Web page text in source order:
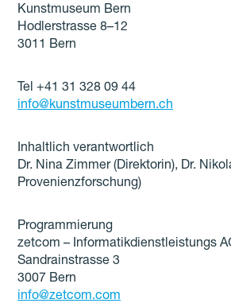
Kunstmuseum Bern
Hodlerstrasse 8–12
3011 Bern
Tel +41 31 328 09 44
info@kunstmuseumbern.ch
Inhaltlich verantwortlich
Dr. Nina Zimmer (Direktorin), Dr.
Provenienzforschung)
Programmierung
zetcom – Informatikdienstleistungs
Sandrainstrasse 3
3007 Bern
info@zetcom.com